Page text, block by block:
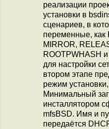
реализации
установки в
сценариев, в
переменные, как
MIRROR,
ROOTPWHASH
для настройки
втором этапе
режим
Минимальный
инсталлятором
mfsBSD. Имя и
передаётся